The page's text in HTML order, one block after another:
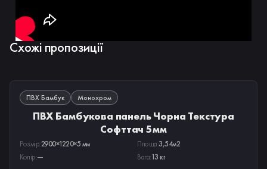
Схожі пропозиції
В НАЯВНОСТІ
ПВХ Бамбук Монохром
ПВХ Бамбукова панель Чорна Текстура
Софттач 5мм
Розмір:2900×1220×5 мм Площа:3,54м2
Колір:— Вага:13 кг